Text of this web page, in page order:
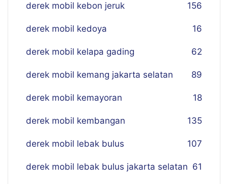
derek mobil kebon jeruk 156
derek mobil kedoya 16
derek mobil kelapa gading 62
derek mobil kemang jakarta selatan 89
derek mobil kemayoran 18
derek mobil kembangan 135
derek mobil lebak bulus 107
derek mobil lebak bulus jakarta selatan 61